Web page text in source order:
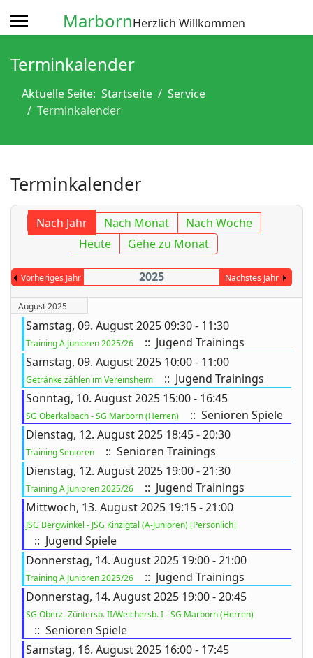
MarbornHerzlich Willkommen
Terminkalender
Aktuelle Seite: Startseite
Service
Terminkalender
Terminkalender
Nach Jahr Nach Monat
Nach Woche
Heute
Gehe zu Monat
Vorheriges Jahr 2025 Nächstes Jahr
August 2025
Samstag, 09. August 2025 09:30 - 11:30
Training A Junioren 2025/26
:: Jugend Trainings
Samstag, 09. August 2025 10:00 - 11:00
Getränke zählen im Vereinsheim
:: Jugend Trainings
Sonntag, 10. August 2025 15:00 - 16:45
SG Oberkalbach - SG Marborn (Herren)
:: Senioren Spiele
Dienstag, 12. August 2025 18:45 - 20:30
Training Senioren
:: Senioren Trainings
Dienstag, 12. August 2025 19:00 - 21:30
Training A Junioren 2025/26
:: Jugend Trainings
Mittwoch, 13. August 2025 19:15 - 21:00
JSG Bergwinkel - JSG Kinzigtal (A-Junioren) [Persönlich]
:: Jugend Spiele
Donnerstag, 14. August 2025 19:00 - 21:00
Training A Junioren 2025/26
:: Jugend Trainings
Donnerstag, 14. August 2025 19:00 - 20:45
SG Oberz.-Züntersb. II/Weichersb. I - SG Marborn (Herren)
:: Senioren Spiele
Samstag, 16. August 2025 16:00 - 17:45
anzeigen